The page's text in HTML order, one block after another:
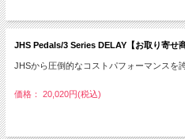
JHS Pedals/3 Series DELAY【お取り寄せ
JHSから圧倒的なコストパフォーマンスを
価格： 20,020円(税込)